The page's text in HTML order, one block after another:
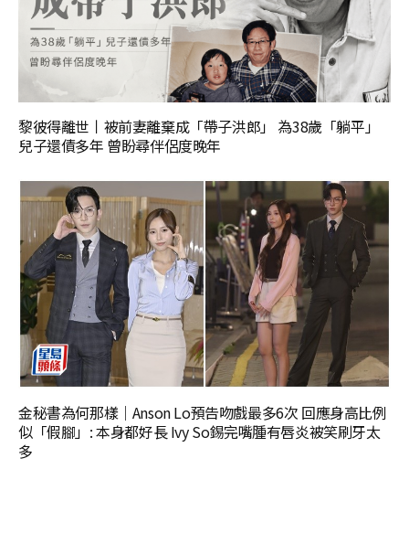
黎彼得離世丨被前妻離棄成「帶子洪郎」 為38歲「躺平」
兒子還債多年 曾盼尋伴侶度晚年
金秘書為何那樣｜Anson Lo預告吻戲最多6次 回應身高比例
似「假腳」: 本身都好長 Ivy So錫完嘴腫有唇炎被笑刷牙太
多